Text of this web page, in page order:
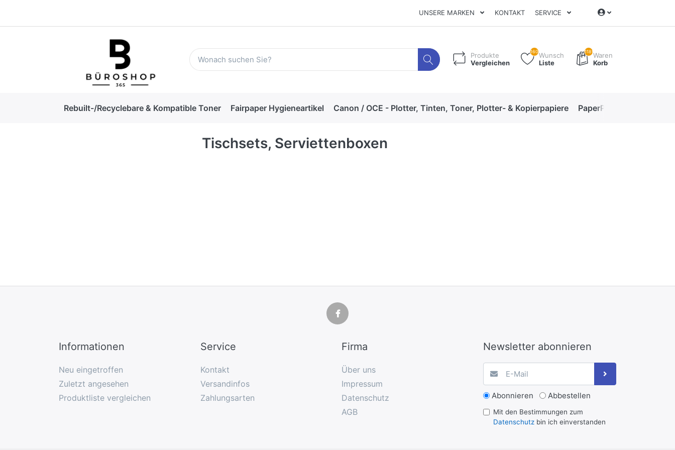
UNSERE MARKEN KONTAKT SERVICE
Produkte
Vergleichen
160Wunsch
Liste
1189Waren
Korb
Rebuilt-/Recyclebare & Kompatible Toner Fairpaper Hygieneartikel Canon / OCE - Plotter, Tinten, Toner, Plotter- & Kopierpapiere PaperPro High-
Tischsets, Serviettenboxen
Informationen
Neu eingetroffen
Zuletzt angesehen
Produktliste vergleichen
Service
Kontakt
Versandinfos
Zahlungsarten
Firma
Über uns
Impressum
Datenschutz
AGB
Newsletter abonnieren
Abonnieren Abbestellen
Mit den Bestimmungen zum
Datenschutzbin ich einverstanden